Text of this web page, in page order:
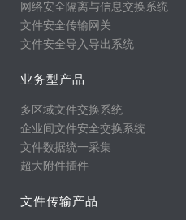
网络安全隔离与信息交换系统
文件安全传输网关
文件安全导入导出系统
业务型产品
多区域文件交换系统
企业间文件安全交换系统
文件数据统一采集
超大附件插件
文件传输产品